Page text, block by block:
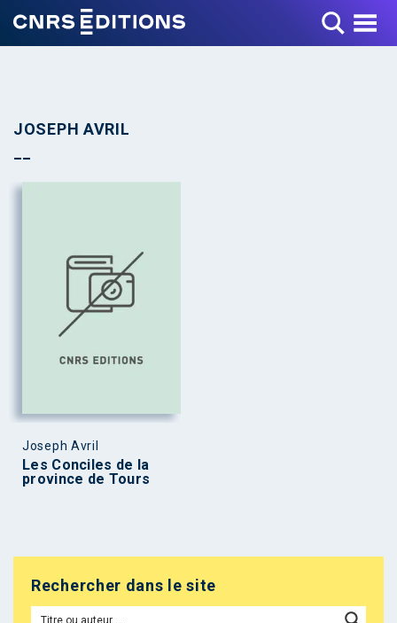
Toggle Menu
JOSEPH AVRIL
Joseph Avril
Les Conciles de la
province de Tours
Rechercher dans le site